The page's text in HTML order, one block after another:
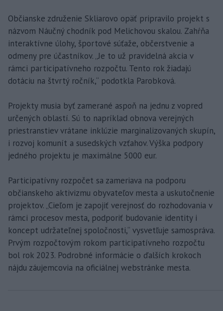
Občianske združenie Skliarovo opäť pripravilo projekt s
názvom Náučný chodník pod Melichovou skalou. Zahŕňa
interaktívne úlohy, športové súťaže, občerstvenie a
odmeny pre účastníkov. „Je to už pravidelná akcia v
rámci participatívneho rozpočtu. Tento rok žiadajú
dotáciu na štvrtý ročník,“ podotkla Parobková.
Projekty musia byť zamerané aspoň na jednu z vopred
určených oblastí. Sú to napríklad obnova verejných
priestranstiev vrátane inklúzie marginalizovaných skupín,
i rozvoj komunít a susedských vzťahov. Výška podpory
jedného projektu je maximálne 5000 eur.
Participatívny rozpočet sa zameriava na podporu
občianskeho aktivizmu obyvateľov mesta a uskutočnenie
projektov. „Cieľom je zapojiť verejnosť do rozhodovania v
rámci procesov mesta, podporiť budovanie identity i
koncept udržateľnej spoločnosti,“ vysvetľuje samospráva.
Prvým rozpočtovým rokom participatívneho rozpočtu
bol rok 2023. Podrobné informácie o ďalších krokoch
nájdu záujemcovia na oficiálnej webstránke mesta.